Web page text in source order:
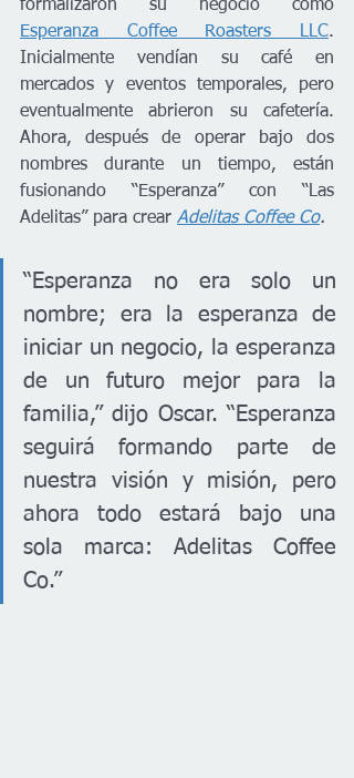
Esperanza Coffee Roasters LLC.
Inicialmente vendían su café en
mercados y eventos temporales, pero
eventualmente abrieron su cafetería.
Ahora, después de operar bajo dos
nombres durante un tiempo, están
fusionando “Esperanza” con “Las
Adelitas” para crear Adelitas Coffee Co.
“Esperanza no era solo un
nombre; era la esperanza de
iniciar un negocio, la esperanza
de un futuro mejor para la
familia,” dijo Oscar. “Esperanza
seguirá formando parte de
nuestra visión y misión, pero
ahora todo estará bajo una
sola marca: Adelitas Coffee
Co.”